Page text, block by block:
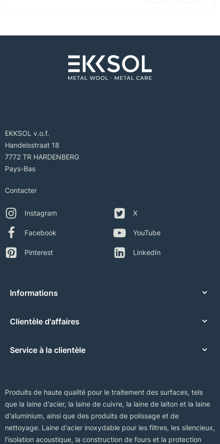
EKKSOL v.o.f.
Handelsstraat 18
7772 TR HARDENBERG
Pays-Bas
Contacter
Instagram
Facebook
Pinterest
X
YouTube
LinkedIn
Informations
Clientèle d'affaires
Service à la clientèle
Produits de haute qualité pour le traitement des surfaces, tels
que la laine d'acier, la laine de cuivre, la laine de laiton et la laine
d'aluminium, ainsi que des produits de polissage et de
nettoyage. Laine d'acier inoxydable pour les filtres, les silencieux,
l'isolation acoustique, la construction de fours et la protection